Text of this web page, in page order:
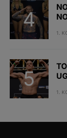
1.
1.